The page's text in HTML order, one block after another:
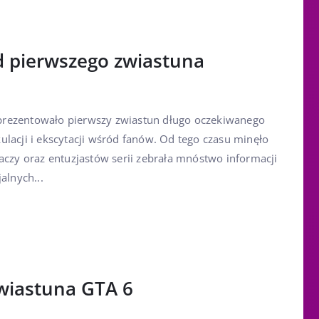
pierwszego zwiastuna
pierwszy zwiastun długo oczekiwanego
i ekscytacji wśród fanów. Od tego czasu minęło
oraz entuzjastów serii zebrała mnóstwo informacji
GTA 6